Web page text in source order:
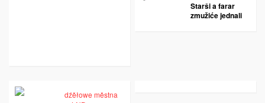
Starši a farar
zmužiće jednali
dźěłowe městna